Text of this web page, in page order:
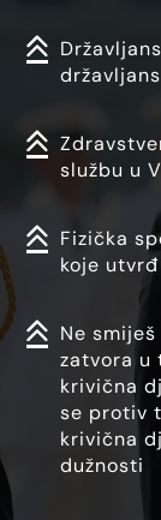
službu u
Fizička
koje
Ne
zatvora u
krivična
se protiv
krivična
dužnosti